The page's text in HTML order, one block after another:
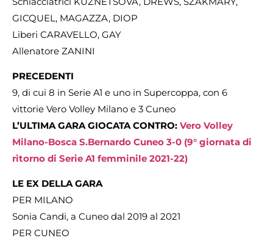
GICQUEL, MAGAZZA, DIOP
Liberi CARAVELLO, GAY
Allenatore ZANINI
PRECEDENTI
9, di cui 8 in Serie A1 e uno in Supercoppa, con 6
vittorie Vero Volley Milano e 3 Cuneo
L’ULTIMA GARA GIOCATA CONTRO: Vero Volley
Milano-Bosca S.Bernardo Cuneo 3-0 (9° giornata di
ritorno di Serie A1 femminile 2021-22)
LE EX DELLA GARA
PER MILANO
Sonia Candi, a Cuneo dal 2019 al 2021
PER CUNEO